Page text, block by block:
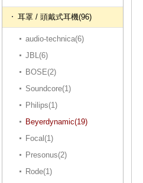
耳罩 / 頭戴式耳機(96)
audio-technica(6)
JBL(6)
BOSE(2)
Soundcore(1)
Philips(1)
Beyerdynamic(19)
Focal(1)
Presonus(2)
Rode(1)